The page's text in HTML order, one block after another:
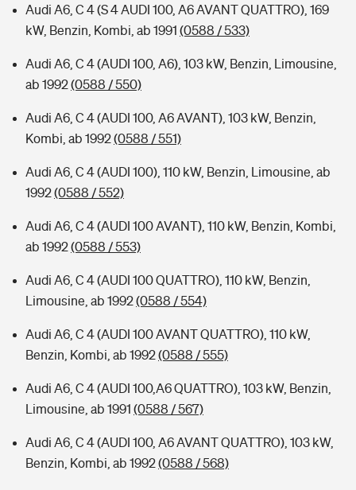
Audi A6, C 4 (S 4 AUDI 100, A6 AVANT QUATTRO), 169
kW, Benzin, Kombi, ab 1991 (0588 / 533)
Audi A6, C 4 (AUDI 100, A6), 103 kW, Benzin, Limousine,
ab 1992(0588 / 550)
Audi A6, C 4 (AUDI 100, A6 AVANT), 103 kW, Benzin,
Kombi, ab 1992(0588 / 551)
Audi A6, C 4 (AUDI 100), 110 kW, Benzin, Limousine, ab
1992(0588 / 552)
Audi A6, C 4 (AUDI 100 AVANT), 110 kW, Benzin, Kombi,
ab 1992(0588 / 553)
Audi A6, C 4 (AUDI 100 QUATTRO), 110 kW, Benzin,
Limousine, ab 1992(0588 / 554)
Audi A6, C 4 (AUDI 100 AVANT QUATTRO), 110 kW,
Benzin, Kombi, ab 1992(0588 / 555)
Audi A6, C 4 (AUDI 100,A6 QUATTRO), 103 kW, Benzin,
Limousine, ab 1991 (0588 / 567)
Audi A6, C 4 (AUDI 100, A6 AVANT QUATTRO), 103 kW,
Benzin, Kombi, ab 1992(0588 / 568)